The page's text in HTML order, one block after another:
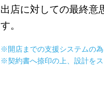
出店に対しての最終意
す。
※開店までの支援システムの
※契約書へ捺印の上、設計を